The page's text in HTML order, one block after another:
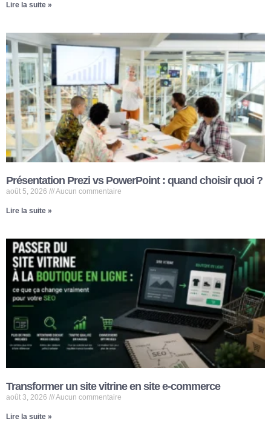
Lire la suite »
Présentation Prezi vs PowerPoint : quand choisir quoi ?
août 5, 2026 Aucun commentaire
Lire la suite »
Transformer un site vitrine en site e-commerce
août 3, 2026 Aucun commentaire
Lire la suite »